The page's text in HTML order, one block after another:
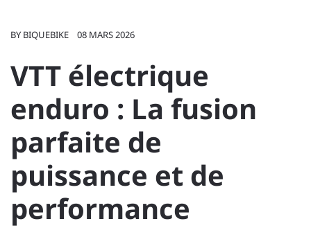
BY BIQUEBIKE 08 MARS 2026
VTT électrique
enduro : La fusion
parfaite de
puissance et de
performance